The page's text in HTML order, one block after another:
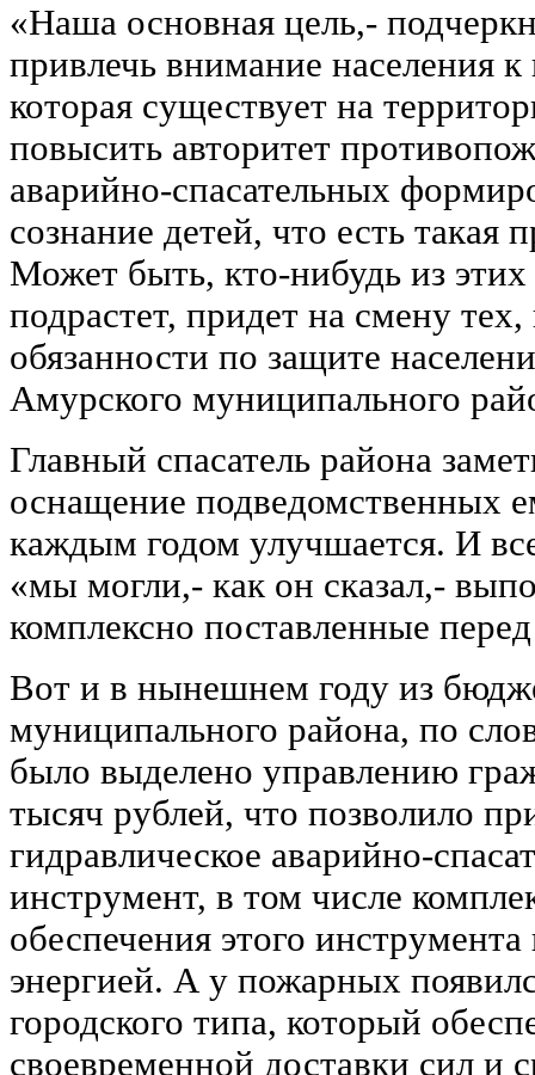
«Наша основная цель,-
привлечь внимание населения
которая существует на
повысить авторитет
аварийно-спасательных
сознание детей, что есть такая
Может быть, кто-нибудь из
подрастет, придет на смену
обязанности по защите
Амурского муниципального
Главный спасатель района
оснащение подведомственных
каждым годом улучшается. И
«мы могли,- как он сказал,-
комплексно поставленные
Вот и в нынешнем году из
муниципального района, по
было выделено управлению
тысяч рублей, что позволило
гидравлическое аварийно-
инструмент, в том числе
обеспечения этого
энергией. А у пожарных
городского типа, который
своевременной доставки сил и